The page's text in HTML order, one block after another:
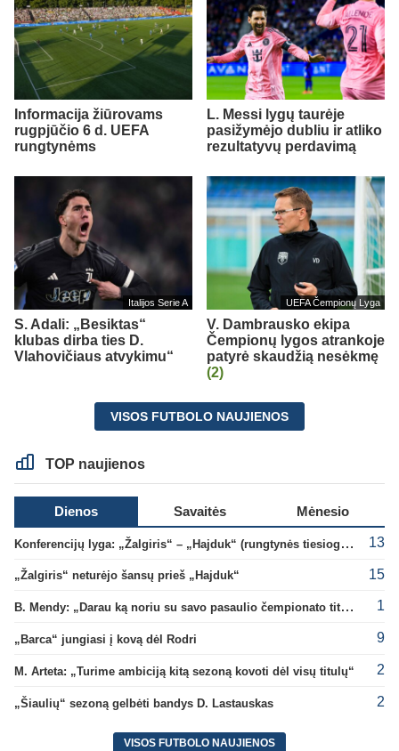
Informacija žiūrovams
rugpjūčio 6 d. UEFA
rungtynėms
L. Messi lygų taurėje
pasižymėjo dubliu ir atliko
rezultatyvų perdavimą
Italijos Serie A
S. Adali: „Besiktas“
klubas dirba ties D.
Vlahovičiaus atvykimu“
UEFA Čempionų Lyga
V. Dambrausko ekipa
Čempionų lygos atrankoje
patyrė skaudžią nesėkmę
(2)
VISOS FUTBOLO NAUJIENOS
TOP naujienos
Dienos Savaitės Mėnesio
Konferencijų lyga: „Žalgiris“ – „Hajduk“ (rungtynės tiesiogiai) 13
„Žalgiris“ neturėjo šansų prieš „Hajduk“ 15
B. Mendy: „Darau ką noriu su savo pasaulio čempionato titulu“ 1
„Barca“ jungiasi į kovą dėl Rodri 9
M. Arteta: „Turime ambiciją kitą sezoną kovoti dėl visų titulų“ 2
„Šiaulių“ sezoną gelbėti bandys D. Lastauskas 2
VISOS FUTBOLO NAUJIENOS